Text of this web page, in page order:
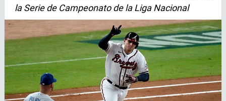
la Serie de Campeonato de la Liga Nacional